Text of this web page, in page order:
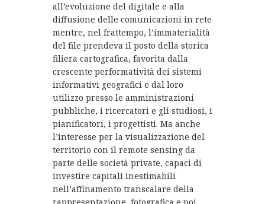
all’evoluzione del digitale e alla
diffusione delle comunicazioni in rete
mentre, nel frattempo, l’immaterialità
del file prendeva il posto della storica
filiera cartografica, favorita dalla
crescente performatività dei sistemi
informativi geografici e dal loro
utilizzo presso le amministrazioni
pubbliche, i ricercatori e gli studiosi, i
pianificatori, i progettisti. Ma anche
l’interesse per la visualizzazione del
territorio con il remote sensing da
parte delle società private, capaci di
investire capitali inestimabili
nell’affinamento transcalare della